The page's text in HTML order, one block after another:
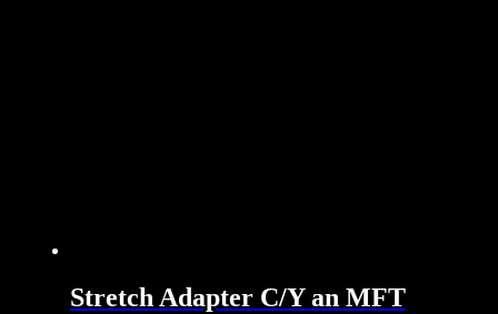
Stretch Adapter C/Y an MFT